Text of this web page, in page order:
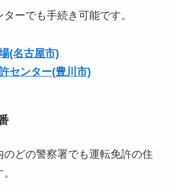
ーでも手続き可能です。
(名古屋市)
センター(豊川市)
のどの警察署でも運転免許の住